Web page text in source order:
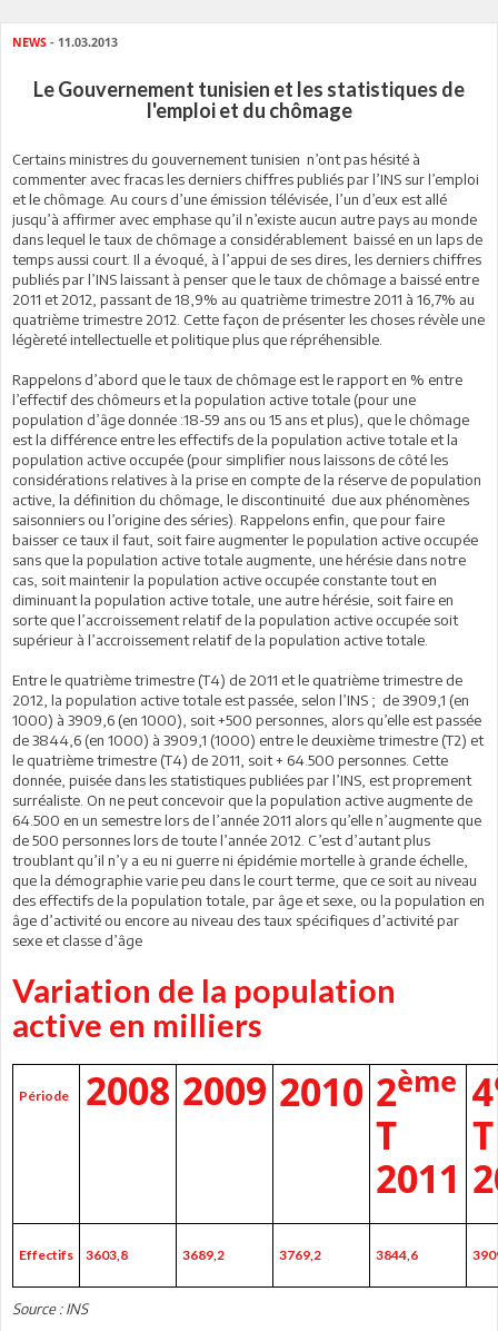
NEWS - 11.03.2013
Le Gouvernement tunisien et les statistiques de
l'emploi et du chômage
Certains ministres du gouvernement tunisien n’ont pas hésité à
commenter avec fracas les derniers chiffres publiés par l’INS sur l’emploi
et le chômage. Au cours d’une émission télévisée, l’un d’eux est allé
jusqu’à affirmer avec emphase qu’il n’existe aucun autre pays au monde
dans lequel le taux de chômage a considérablement baissé en un laps de
temps aussi court. Il a évoqué, à l’appui de ses dires, les derniers chiffres
publiés par l’INS laissant à penser que le taux de chômage a baissé entre
2011 et 2012, passant de 18,9% au quatrième trimestre 2011 à 16,7% au
quatrième trimestre 2012. Cette façon de présenter les choses révèle une
légèreté intellectuelle et politique plus que répréhensible.
Rappelons d’abord que le taux de chômage est le rapport en % entre
l’effectif des chômeurs et la population active totale (pour une
population d’âge donnée :18-59 ans ou 15 ans et plus), que le chômage
est la différence entre les effectifs de la population active totale et la
population active occupée (pour simplifier nous laissons de côté les
considérations relatives à la prise en compte de la réserve de population
active, la définition du chômage, le discontinuité due aux phénomènes
saisonniers ou l’origine des séries). Rappelons enfin, que pour faire
baisser ce taux il faut, soit faire augmenter le population active occupée
sans que la population active totale augmente, une hérésie dans notre
cas, soit maintenir la population active occupée constante tout en
diminuant la population active totale, une autre hérésie, soit faire en
sorte que l’accroissement relatif de la population active occupée soit
supérieur à l’accroissement relatif de la population active totale.
Entre le quatrième trimestre (T4) de 2011 et le quatrième trimestre de
2012, la population active totale est passée, selon l’INS ; de 3909,1 (en
1000) à 3909,6 (en 1000), soit +500 personnes, alors qu’elle est passée
de 3844,6 (en 1000) à 3909,1 (1000) entre le deuxième trimestre (T2) et
le quatrième trimestre (T4) de 2011, soit + 64.500 personnes. Cette
donnée, puisée dans les statistiques publiées par l’INS, est proprement
surréaliste. On ne peut concevoir que la population active augmente de
64.500 en un semestre lors de l’année 2011 alors qu’elle n’augmente que
de 500 personnes lors de toute l’année 2012. C’est d’autant plus
troublant qu’il n’y a eu ni guerre ni épidémie mortelle à grande échelle,
que la démographie varie peu dans le court terme, que ce soit au niveau
des effectifs de la population totale, par âge et sexe, ou la population en
âge d’activité ou encore au niveau des taux spécifiques d’activité par
sexe et classe d’âge
Variation de la population
active en milliers
Période 2008 2009 2010 2ème
T
2011
4
T
Effectifs 3603,8 3689,2 3769,2 3844,6
Source : INS